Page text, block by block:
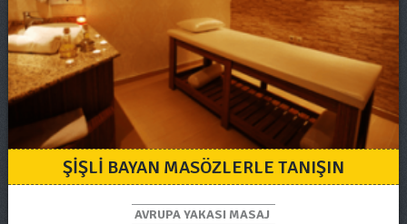
ŞIŞLI BAYAN MASÖZLERLE TANIŞIN
AVRUPA YAKASI MASAJ